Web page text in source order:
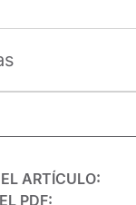
ARTÍCULO:
PDF: